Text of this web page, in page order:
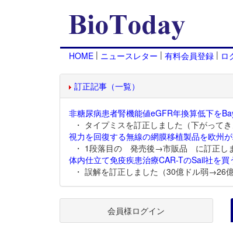
HOME | ニュースレター | 有料会員登録 | ロ
訂正記事（一覧）
非糖尿病患者腎機能値eGFR年換算低下を
・ タイプミスを訂正しました（下がって
視力を回復する無線の網膜移植製品を欧州
・ 1段落目の 発売後→市販品 に訂正しま
体内仕立て免疫疾患治療CAR-TのSail社を
・ 誤解を訂正しました（30億ドル弱→26億
会員様ログイン